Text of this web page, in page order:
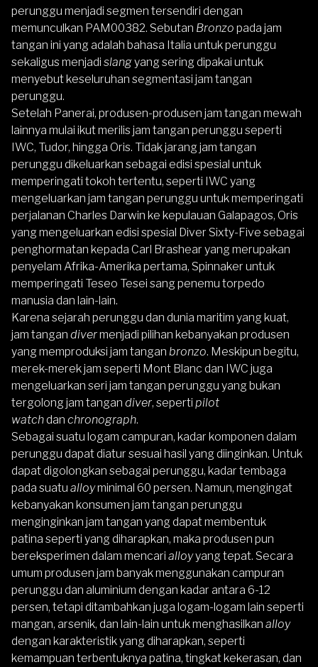
perunggu menjadi segmen tersendiri dengan
memunculkan PAM00382. Sebutan Bronzo pada jam
tangan ini yang adalah bahasa Italia untuk perunggu
sekaligus menjadi slangyang sering dipakai untuk
menyebut keseluruhan segmentasi jam tangan
perunggu.
Setelah Panerai, produsen-produsen jam tangan mewah
lainnya mulai ikut merilis jam tangan perunggu seperti
IWC, Tudor, hingga Oris. Tidak jarang jam tangan
perunggu dikeluarkan sebagai edisi spesial untuk
memperingati tokoh tertentu, seperti IWC yang
mengeluarkan jam tangan perunggu untuk memperingati
perjalanan Charles Darwin ke kepulauan Galapagos, Oris
yang mengeluarkan edisi spesial Diver Sixty-Five sebagai
penghormatan kepada Carl Brashear yang merupakan
penyelam Afrika-Amerika pertama, Spinnaker untuk
memperingati Teseo Tesei sang penemu torpedo
manusia dan lain-lain.
Karena sejarah perunggu dan dunia maritim yang kuat,
jam tangan divermenjadi pilihan kebanyakan produsen
yang memproduksi jam tangan bronzo. Meskipun begitu,
merek-merek jam seperti Mont Blanc dan IWC juga
mengeluarkan seri jam tangan perunggu yang bukan
tergolong jam tangan diver, seperti pilot
watchdan chronograph.
Sebagai suatu logam campuran, kadar komponen dalam
perunggu dapat diatur sesuai hasil yang diinginkan. Untuk
dapat digolongkan sebagai perunggu, kadar tembaga
pada suatu alloyminimal 60 persen. Namun, mengingat
kebanyakan konsumen jam tangan perunggu
menginginkan jam tangan yang dapat membentuk
patina seperti yang diharapkan, maka produsen pun
bereksperimen dalam mencari alloyyang tepat. Secara
umum produsen jam banyak menggunakan campuran
perunggu dan aluminium dengan kadar antara 6-12
persen, tetapi ditambahkan juga logam-logam lain seperti
mangan, arsenik, dan lain-lain untuk menghasilkan alloy
dengan karakteristik yang diharapkan, seperti
kemampuan terbentuknya patina, tingkat kekerasan, dan